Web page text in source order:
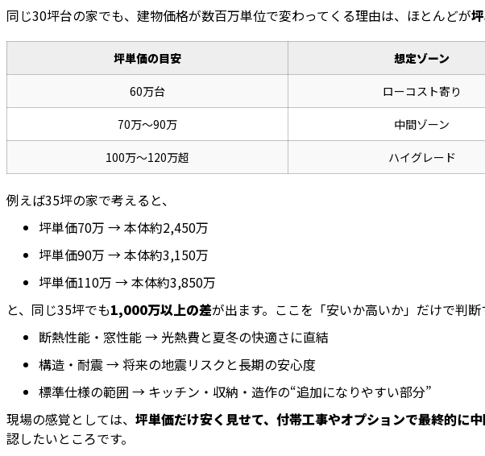
同じ30坪台の家でも、建物価格が数百万単位で変わってくる理由は、ほとんどが
坪単価の目安 想定ゾーン
60万台 ローコスト寄り
70万〜90万 中間ゾーン
100万〜120万超 ハイグレード
例えば35坪の家で考えると、
坪単価70万 → 本体約2,450万
坪単価90万 → 本体約3,150万
坪単価110万 → 本体約3,850万
と、同じ35坪でも1,000万以上の差が出ます。ここを「安いか高いか」だけで判
断熱性能・窓性能 → 光熱費と夏冬の快適さに直結
構造・耐震 → 将来の地震リスクと長期の安心度
標準仕様の範囲 → キッチン・収納・造作の“追加になりやすい部分”
現場の感覚としては、 坪単価だけ安く見せて、付帯工事やオプションで最終的に
認したいところです。